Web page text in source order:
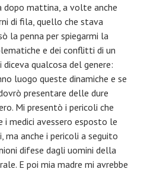
mattina, a volte anche
di fila, quello che stava
la penna per spiegarmi la
e dei conflitti di un
qualcosa del genere:
luogo queste dinamiche e se
presentare delle dure
Mi presentò i pericoli che
i medici avessero esposto le
ma anche i pericoli a seguito
difese dagli uomini della
E poi mia madre mi avrebbe